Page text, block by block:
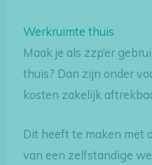
Werkruimte thuis
Maak je als zzp’er
thuis? Dan zijn onder
kosten zakelijk
Dit heeft te maken met
van een zelfstandige